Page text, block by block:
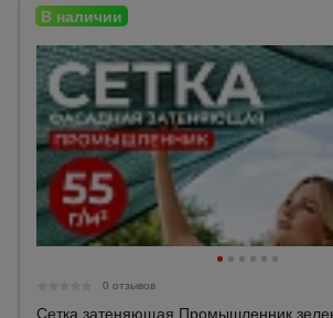
0 отзывов
Сетка затеняющая Промышленник